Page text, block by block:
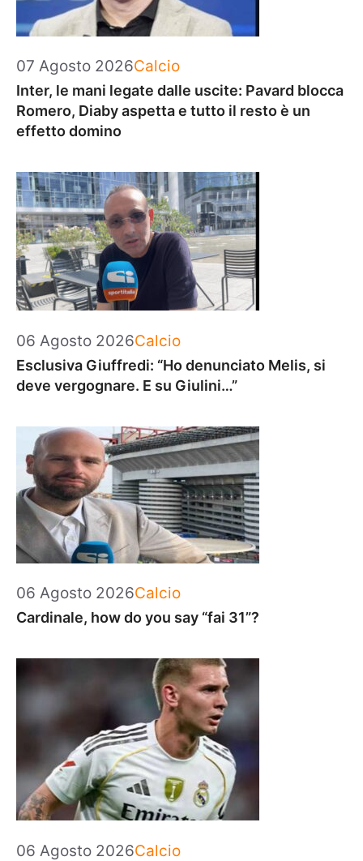
07 Agosto 2026Categorie
Calcio
Inter, le mani legate dalle uscite: Pavard blocca
Romero, Diaby aspetta e tutto il resto è un
effetto domino
06 Agosto 2026Categorie
Calcio
Esclusiva Giuffredi: “Ho denunciato Melis, si
deve vergognare. E su Giulini…”
06 Agosto 2026Categorie
Calcio
Cardinale, how do you say “fai 31”?
06 Agosto 2026Categorie
Calcio